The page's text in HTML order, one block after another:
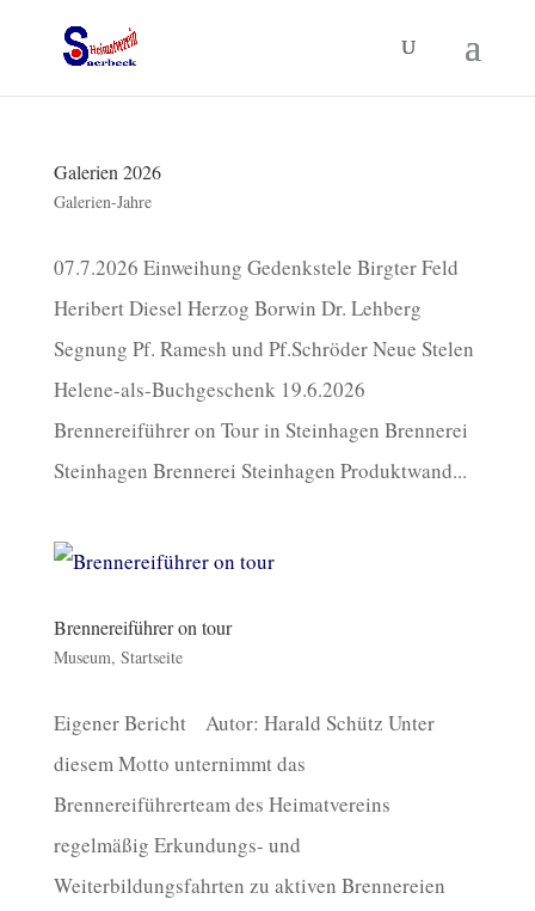
Galerien 2026
Galerien-Jahre
07.7.2026 Einweihung Gedenkstele Birgter Feld
Heribert Diesel Herzog Borwin Dr. Lehberg
Segnung Pf. Ramesh und Pf.Schröder Neue Stelen
Helene-als-Buchgeschenk 19.6.2026
Brennereiführer on Tour in Steinhagen Brennerei
Steinhagen Brennerei Steinhagen Produktwand...
Brennereiführer on tour
Museum, Startseite
Eigener Bericht Autor: Harald Schütz Unter
diesem Motto unternimmt das
Brennereiführerteam des Heimatvereins
regelmäßig Erkundungs- und
Weiterbildungsfahrten zu aktiven Brennereien